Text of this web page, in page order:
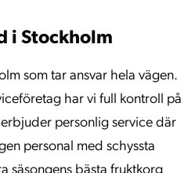
i Stockholm
som tar ansvar hela vägen.
har vi full kontroll på
personlig service där
personal med schyssta